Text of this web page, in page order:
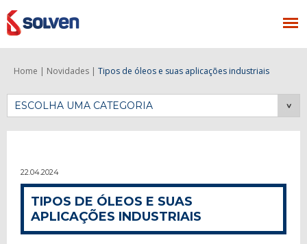
Home | Novidades | Tipos de óleos e suas aplicações industriais
ESCOLHA UMA CATEGORIA
22.04.2024
TIPOS DE ÓLEOS E SUAS
APLICAÇÕES INDUSTRIAIS